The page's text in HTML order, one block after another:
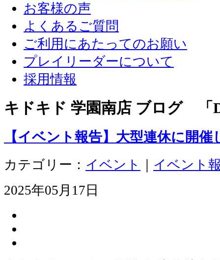
お客様の声
よくあるご質問
ご利用にあたってのお願い
プレイリーダーについて
採用情報
キドキド 学園南店 ブログ 「
【イベント報告】大型連休に開
カテゴリー： イベント
イベント
2025年05月17日